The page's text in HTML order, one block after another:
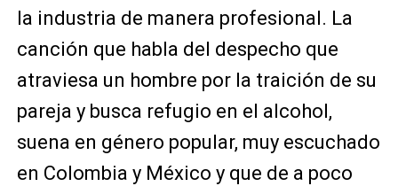
la industria de manera profesional. La
canción que habla del despecho que
atraviesa un hombre por la traición de su
pareja y busca refugio en el alcohol,
suena en género popular, muy escuchado
en Colombia y México y que de a poco